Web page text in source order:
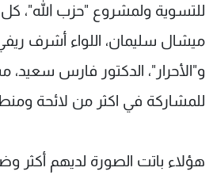
للتسوية ولمشروع "حزب الله"،
ميشال سليمان، اللواء أشرف
و"الأحرار"، الدكتور فارس
للمشاركة في اكثر من لائحة
هؤلاء باتت الصورة لديهم أكثر